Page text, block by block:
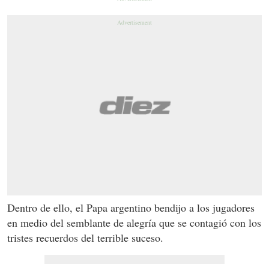
Dentro de ello, el Papa argentino bendijo a los jugadores
en medio del semblante de alegría que se contagió con los
tristes recuerdos del terrible suceso.